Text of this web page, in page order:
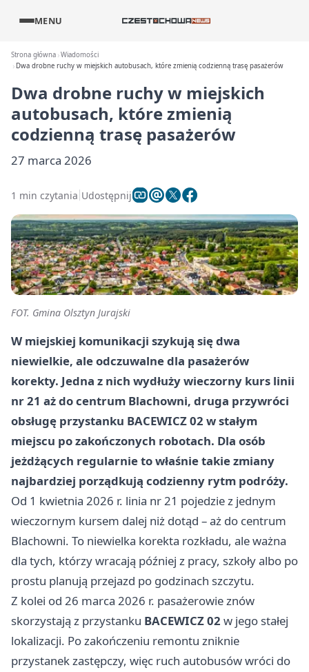
MENU
Strona główna Wiadomości
Dwa drobne ruchy w miejskich autobusach, które zmienią codzienną trasę pasażerów
Dwa drobne ruchy w miejskich
autobusach, które zmienią
codzienną trasę pasażerów
27 marca 2026
1 min czytania Udostępnij
FOT. Gmina Olsztyn Jurajski
W miejskiej komunikacji szykują się dwa
niewielkie, ale odczuwalne dla pasażerów
korekty. Jedna z nich wydłuży wieczorny kurs linii
nr 21 aż do centrum Blachowni, druga przywróci
obsługę przystanku BACEWICZ 02 w stałym
miejscu po zakończonych robotach. Dla osób
jeżdżących regularnie to właśnie takie zmiany
najbardziej porządkują codzienny rytm podróży.
Od 1 kwietnia 2026 r. linia nr 21 pojedzie z jednym
wieczornym kursem dalej niż dotąd – aż do centrum
Blachowni. To niewielka korekta rozkładu, ale ważna
dla tych, którzy wracają później z pracy, szkoły albo po
prostu planują przejazd po godzinach szczytu.
Z kolei od 26 marca 2026 r. pasażerowie znów
skorzystają z przystanku BACEWICZ 02 w jego stałej
lokalizacji. Po zakończeniu remontu zniknie
przystanek zastępczy, więc ruch autobusów wróci do